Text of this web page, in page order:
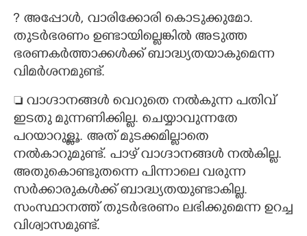
? അപ്പോൾ,​ വാരിക്കോരി കൊടുക്കുമോ.
തുടർഭരണം ഉണ്ടായില്ലെങ്കിൽ അടുത്ത
ഭരണകർത്താക്കൾക്ക് ബാദ്ധ്യതയാകുമെന്ന
വിമർശനമുണ്ട്.
 വാഗ്ദാനങ്ങൾ വെറുതെ നൽകുന്ന പതിവ്
ഇടതു മുന്നണിക്കില്ല. ചെയ്യാവുന്നതേ
പറയാറുള്ളൂ. അത് മുടക്കമില്ലാതെ
നൽകാറുമുണ്ട്. പാഴ് വാഗ്ദാനങ്ങൾ നൽകില്ല.
അതുകൊണ്ടുതന്നെ പിന്നാലെ വരുന്ന
സർക്കാരുകൾക്ക് ബാദ്ധ്യതയുണ്ടാകില്ല.
സംസ്ഥാനത്ത് തുടർഭരണം ലഭിക്കുമെന്ന ഉറച്ച
വിശ്വാസമുണ്ട്.